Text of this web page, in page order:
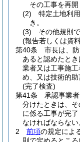
その工事を再開
(2)
特定土地利
き。
(3)
その他規則
(報告若しくは資
第40条
市長は、
あると認めたと
業者又は工事施
め、又は技術的助
(完了検査)
第41条
承認事業
分けたときは、そ
に係る工事が完
なければならない
2
前項の規定によ